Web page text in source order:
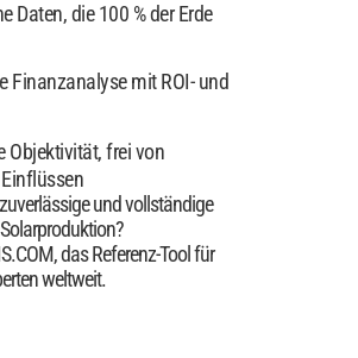
Daten, die 100 % der Erde
Finanzanalyse mit ROI- und
Objektivität, frei von
und vollständige
das Referenz-Tool für
weltweit.